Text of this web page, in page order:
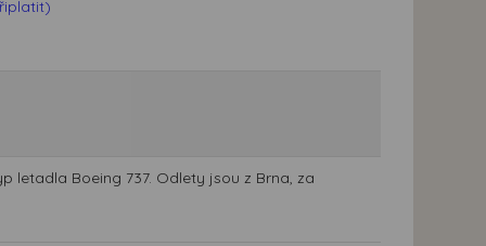
letadla Boeing 737. Odlety jsou z Brna, za